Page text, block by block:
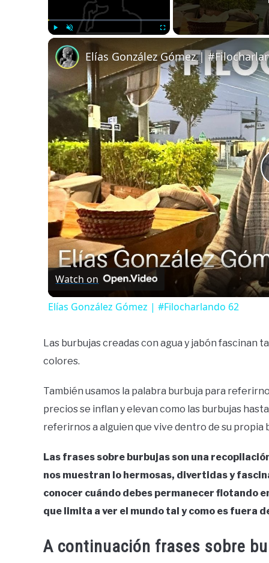
Elías González Gómez |
Watch on
Elías González Gómez | #Filocharlando 62
Las burbujas creadas con agua y jabón fascinan
colores.
También usamos la palabra burbuja para
precios se inflan y elevan como las burbujas
referirnos a alguien que vive dentro de su propia
Las frases sobre burbujas son una
nos muestran lo hermosas, divertidas y
conocer cuándo debes permanecer flotando
que limita a ver el mundo tal y como es fuera
A continuación frases sobre